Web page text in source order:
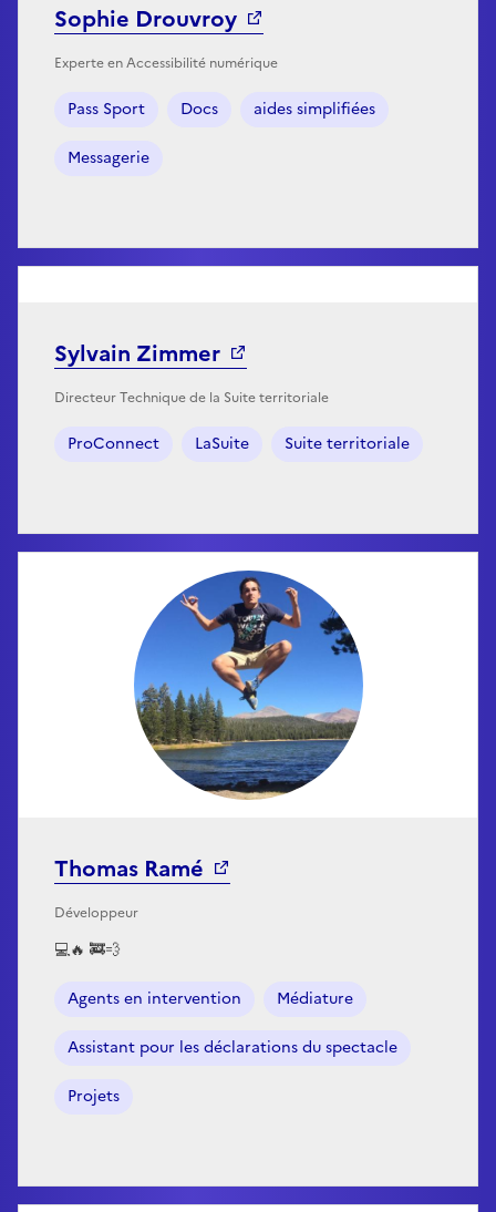
Sophie Drouvroy
Experte en Accessibilité numérique
Pass Sport Docs aides simplifiées
Messagerie
Sylvain Zimmer
Directeur Technique de la Suite territoriale
ProConnect LaSuite Suite territoriale
Thomas Ramé
Développeur
💻🔥 🚒💨
Agents en intervention Médiature
Assistant pour les déclarations du spectacle
Projets